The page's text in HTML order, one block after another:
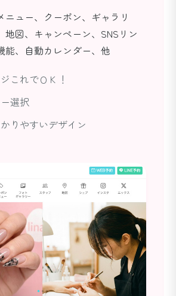
ニュー、クーポン、ギャラリ
地図、キャンペーン、SNSリン
能、自動カレンダー、他
これでＯＫ！
選択
りやすいデザイン